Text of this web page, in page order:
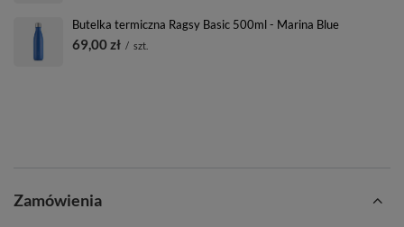
Butelka termiczna Ragsy Basic 500ml - Marina Blue
69,00 zł / szt.
Zamówienia